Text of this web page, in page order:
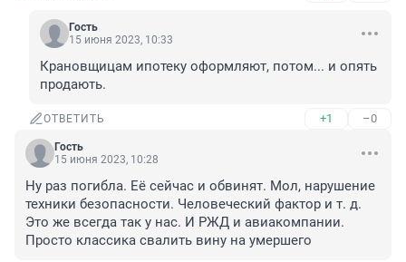
Гость
15 июня 2023, 10:33
Крановщицам ипотеку оформляют, потом... и опять
продають.
ОТВЕТИТЬ +1 –0
Гость
15 июня 2023, 10:28
Ну раз погибла. Её сейчас и обвинят. Мол, нарушение
техники безопасности. Человеческий фактор и т. д.
Это же всегда так у нас. И РЖД и авиакомпании.
Просто классика свалить вину на умершего